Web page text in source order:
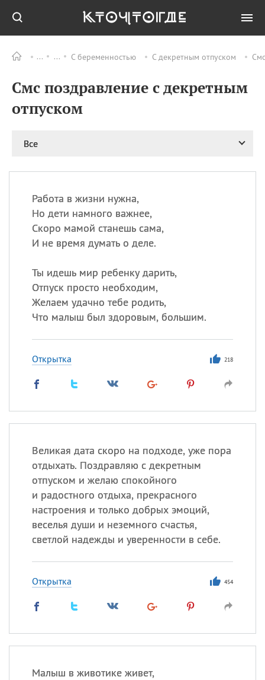
С беременностью С декретным отпуском
Смс поздравление с декретным
отпуском
Все
Работа в жизни нужна,
Но дети намного важнее,
Скоро мамой станешь сама,
И не время думать о деле.
Ты идешь мир ребенку дарить,
Отпуск просто необходим,
Желаем удачно тебе родить,
Что малыш был здоровым, большим.
Открытка 218
Великая дата скоро на подходе, уже пора
отдыхать. Поздравляю с декретным
отпуском и желаю спокойного
и радостного отдыха, прекрасного
настроения и только добрых эмоций,
веселья души и неземного счастья,
светлой надежды и уверенности в себе.
Открытка 454
Малыш в животике живет,
ПРАЗДНИКИ Все
09.08 День памяти жертв
атомной
день
09.08 День Дымняшки
(Smokey Bear Day)
Сегодня празднуют именины
Сергей, Теодор,